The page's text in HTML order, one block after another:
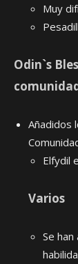
Muy
Odin`s
Añadidos
Elfydil
Varios
Se